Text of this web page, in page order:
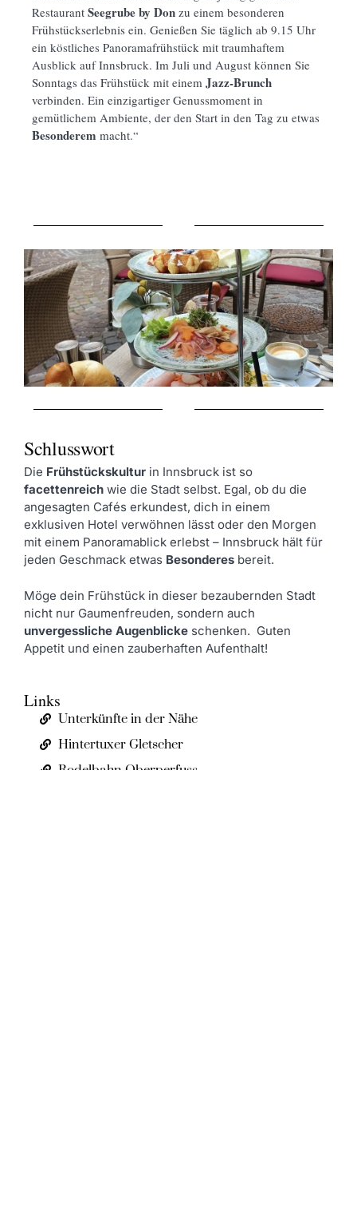
Restaurant Seegrube by Don zu einem besonderen
Frühstückserlebnis ein. Genießen Sie täglich ab 9.15 Uhr
ein köstliches Panoramafrühstück mit traumhaftem
Ausblick auf Innsbruck. Im Juli und August können Sie
Sonntags das Frühstück mit einem Jazz-Brunch
verbinden. Ein einzigartiger Genussmoment in
gemütlichem Ambiente, der den Start in den Tag zu etwas
Besonderem macht.“
Schlusswort
Die Frühstückskultur in Innsbruck ist so
facettenreich wie die Stadt selbst. Egal, ob du die
angesagten Cafés erkundest, dich in einem
exklusiven Hotel verwöhnen lässt oder den Morgen
mit einem Panoramablick erlebst – Innsbruck hält für
jeden Geschmack etwas Besonderes bereit.
Möge dein Frühstück in dieser bezaubernden Stadt
nicht nur Gaumenfreuden, sondern auch
unvergessliche Augenblicke schenken. Guten
Appetit und einen zauberhaften Aufenthalt!
Links
Unterkünfte in der Nähe
Hintertuxer Gletscher
Rodelbahn Oberperfuss